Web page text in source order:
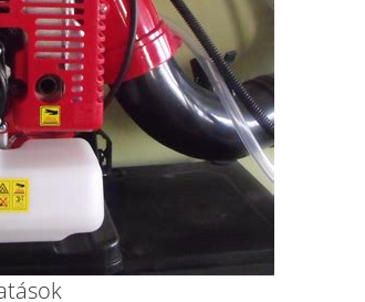
UCP 207 = SGC 207 (ZVL)
35x93x16 mm Csapágyegység
Ékszíj csúszásgátló spray (400